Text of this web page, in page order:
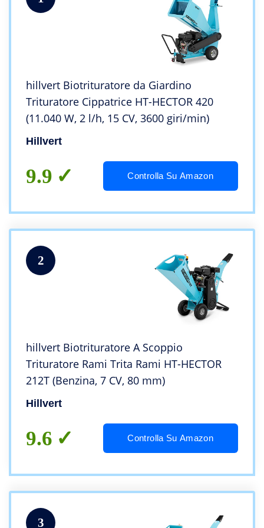
hillvert Biotrituratore da Giardino
Trituratore Cippatrice HT-HECTOR 420
(11.040 W, 2 l/h, 15 CV, 3600 giri/min)
Hillvert
9.9 Controlla Su Amazon
2
hillvert Biotrituratore A Scoppio
Trituratore Rami Trita Rami HT-HECTOR
212T (Benzina, 7 CV, 80 mm)
Hillvert
9.6 Controlla Su Amazon
3